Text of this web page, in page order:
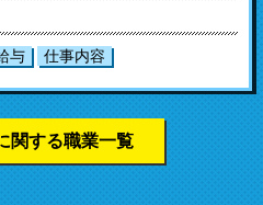
与 仕事内容
関する職業一覧